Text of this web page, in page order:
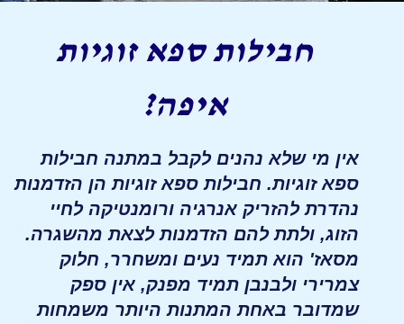
חבילות ספא זוגיות
איפה?
אין מי שלא נהנים לקבל במתנה חבילות
ספא זוגיות. חבילות ספא זוגיות הן הזדמנות
נהדרת להזריק אנרגיה ורומנטיקה לחיי
הזוג, ולתת להם הזדמנות לצאת מהשגרה.
מסאז' הוא תמיד נעים ומשחרר, חלוק
צמרירי ולבנבן תמיד מפנק, אין ספק
שמדובר באחת המתנות היותר משמחות